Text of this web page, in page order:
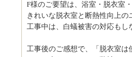
F様のご要望は、浴室・脱衣室
きれいな脱衣室と断熱性向上
工事中は、白蟻被害の対応も
工事後のご感想で、「脱衣室